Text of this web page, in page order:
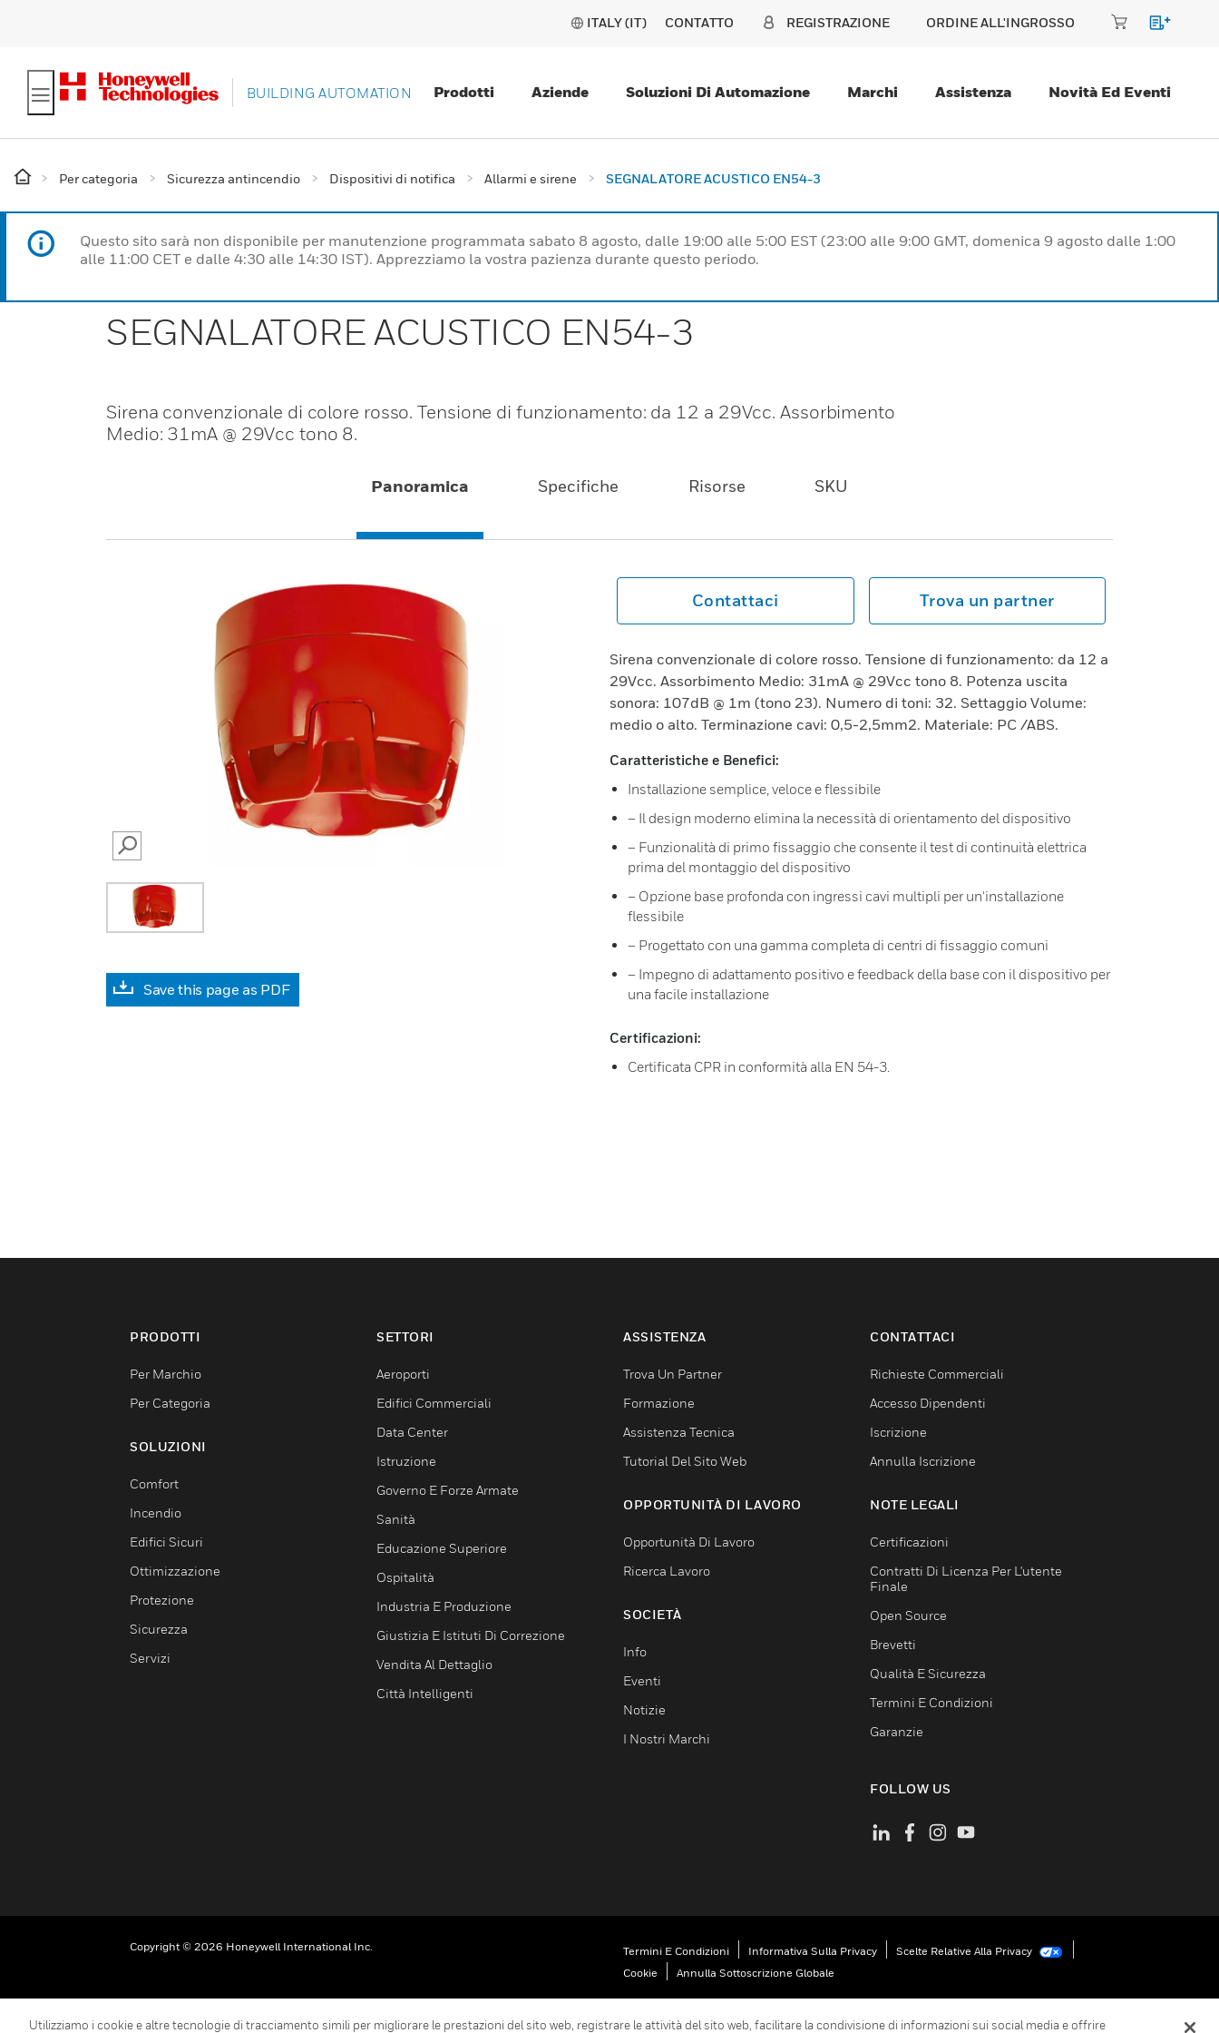
ITALY (IT) CONTATTO REGISTRAZIONE ORDINE ALL'INGROSSO
BUILDING AUTOMATION Prodotti Aziende Soluzioni Di Automazione Marchi Assistenza Novità Ed Eventi
Per categoria Sicurezza antincendio Dispositivi di notifica Allarmi e sirene SEGNALATORE ACUSTICO EN54-3
Questo sito sarà non disponibile per manutenzione programmata sabato 8 agosto, dalle 19:00 alle 5:00 EST (23:00 alle 9:00 GMT, domenica 9 agosto dalle 1:00
alle 11:00 CET e dalle 4:30 alle 14:30 IST). Apprezziamo la vostra pazienza durante questo periodo.
SEGNALATORE ACUSTICO EN54-3
Sirena convenzionale di colore rosso. Tensione di funzionamento: da 12 a 29Vcc. Assorbimento
Medio: 31mA @ 29Vcc tono 8.
Panoramica Specifiche Risorse SKU
SEARCH
Save this page as PDF
Contattaci Trova un partner
Sirena convenzionale di colore rosso. Tensione di funzionamento: da 12 a
29Vcc. Assorbimento Medio: 31mA @ 29Vcc tono 8. Potenza uscita
sonora: 107dB @ 1m (tono 23). Numero di toni: 32. Settaggio Volume:
medio o alto. Terminazione cavi: 0,5-2,5mm2. Materiale: PC /ABS.
Caratteristiche e Benefici:
Installazione semplice, veloce e flessibile
– Il design moderno elimina la necessità di orientamento del dispositivo
– Funzionalità di primo fissaggio che consente il test di continuità elettrica
prima del montaggio del dispositivo
– Opzione base profonda con ingressi cavi multipli per un'installazione
flessibile
– Progettato con una gamma completa di centri di fissaggio comuni
– Impegno di adattamento positivo e feedback della base con il dispositivo per
una facile installazione
Certificazioni:
Certificata CPR in conformità alla EN 54-3.
PRODOTTI
Per Marchio
Per Categoria
SOLUZIONI
Comfort
Incendio
Edifici Sicuri
Ottimizzazione
Protezione
Sicurezza
Servizi
SETTORI
Aeroporti
Edifici Commerciali
Data Center
Istruzione
Governo E Forze Armate
Sanità
Educazione Superiore
Ospitalità
Industria E Produzione
Giustizia E Istituti Di Correzione
Vendita Al Dettaglio
Città Intelligenti
ASSISTENZA
Trova Un Partner
Formazione
Assistenza Tecnica
Tutorial Del Sito Web
OPPORTUNITÀ DI LAVORO
Opportunità Di Lavoro
Ricerca Lavoro
SOCIETÀ
Info
Eventi
Notizie
I Nostri Marchi
CONTATTACI
Richieste Commerciali
Accesso Dipendenti
Iscrizione
Annulla Iscrizione
NOTE LEGALI
Certificazioni
Contratti Di Licenza Per L'utente
Finale
Open Source
Brevetti
Qualità E Sicurezza
Termini E Condizioni
Garanzie
FOLLOW US
Copyright © 2026 Honeywell International Inc. Termini E Condizioni Informativa Sulla Privacy
Scelte Relative Alla Privacy
Cookie
Annulla Sottoscrizione Globale
Utilizziamo i cookie e altre tecnologie di tracciamento simili per migliorare le prestazioni del sito web, registrare le attività del sito web, facilitare la condivisione di informazioni sui social media e offrire